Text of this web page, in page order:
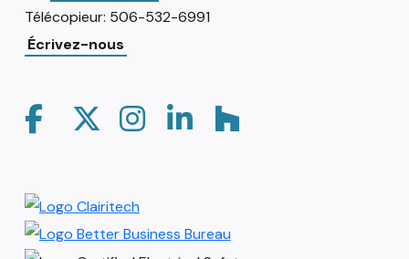
Télécopieur: 506-532-6991
Écrivez-nous